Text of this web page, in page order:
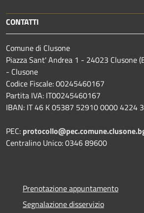
CONTATTI
Comune di Clusone
Piazza Sant' Andrea 1 - 24023 Clusone
- Clusone
Codice Fiscale: 00245460167
Partita IVA: IT00245460167
IBAN: IT 46 K 05387 52910 0000 4224
PEC:
Centralino Unico: 0346 89600
Prenotazione appuntamento
Segnalazione disservizio